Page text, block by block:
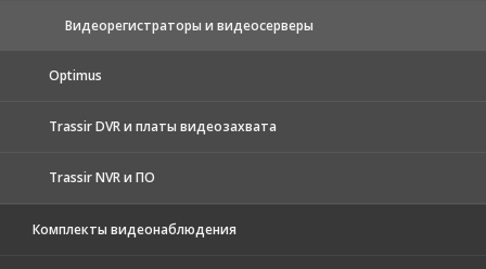
Видеорегистраторы и видеосерверы
Optimus
Trassir DVR и платы видеозахвата
Trassir NVR и ПО
Комплекты видеонаблюдения